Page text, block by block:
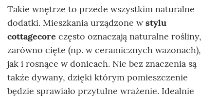
Takie wnętrze to przede wszystkim naturalne
dodatki. Mieszkania urządzone wstylu
cottagecore często oznaczają naturalne rośliny,
zarówno cięte (np. w ceramicznych wazonach),
jak i rosnące w donicach. Nie bez znaczenia są
także dywany, dzięki którym pomieszczenie
będzie sprawiało przytulne wrażenie. Idealnie